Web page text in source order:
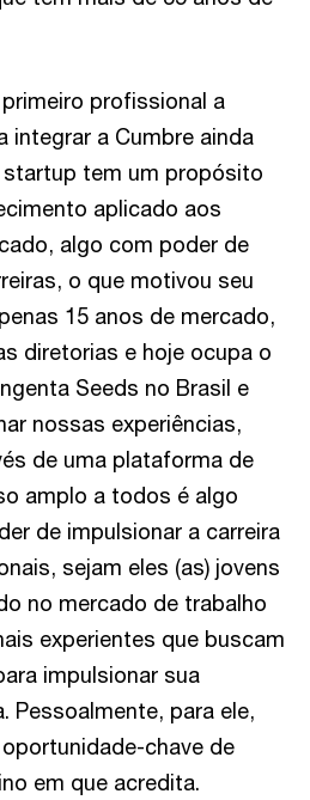
profissional a
integrar a Cumbre ainda
tem um propósito
aplicado aos
algo com poder de
o que motivou seu
15 anos de mercado,
diretorias e hoje ocupa o
Seeds no Brasil e
nossas experiências,
de uma plataforma de
amplo a todos é algo
de impulsionar a carreira
sejam eles (as) jovens
no mercado de trabalho
experientes que buscam
impulsionar sua
Pessoalmente, para ele,
chave de
em que acredita.